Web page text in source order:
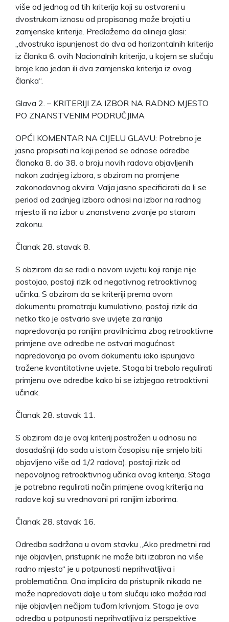
više od jednog od tih kriterija koji su ostvareni u
dvostrukom iznosu od propisanog može brojati u
zamjenske kriterije. Predlažemo da alineja glasi:
„dvostruka ispunjenost do dva od horizontalnih kriterija
iz članka 6. ovih Nacionalnih kriterija, u kojem se slučaju
broje kao jedan ili dva zamjenska kriterija iz ovog
članka“.
Glava 2. – KRITERIJI ZA IZBOR NA RADNO MJESTO
PO ZNANSTVENIM PODRUČJIMA
OPĆI KOMENTAR NA CIJELU GLAVU: Potrebno je
jasno propisati na koji period se odnose odredbe
članaka 8. do 38. o broju novih radova objavljenih
nakon zadnjeg izbora, s obzirom na promjene
zakonodavnog okvira. Valja jasno specificirati da li se
period od zadnjeg izbora odnosi na izbor na radnog
mjesto ili na izbor u znanstveno zvanje po starom
zakonu.
Članak 28. stavak 8.
S obzirom da se radi o novom uvjetu koji ranije nije
postojao, postoji rizik od negativnog retroaktivnog
učinka. S obzirom da se kriteriji prema ovom
dokumentu promatraju kumulativno, postoji rizik da
netko tko je ostvario sve uvjete za ranija
napredovanja po ranijim pravilnicima zbog retroaktivne
primjene ove odredbe ne ostvari mogućnost
napredovanja po ovom dokumentu iako ispunjava
tražene kvantitativne uvjete. Stoga bi trebalo regulirati
primjenu ove odredbe kako bi se izbjegao retroaktivni
učinak.
Članak 28. stavak 11.
S obzirom da je ovaj kriterij postrožen u odnosu na
dosadašnji (do sada u istom časopisu nije smjelo biti
objavljeno više od 1/2 radova), postoji rizik od
nepovoljnog retroaktivnog učinka ovog kriterija. Stoga
je potrebno regulirati način primjene ovog kriterija na
radove koji su vrednovani pri ranijim izborima.
Članak 28. stavak 16.
Odredba sadržana u ovom stavku „Ako predmetni rad
nije objavljen, pristupnik ne može biti izabran na više
radno mjesto“ je u potpunosti neprihvatljiva i
problematična. Ona implicira da pristupnik nikada ne
može napredovati dalje u tom slučaju iako možda rad
nije objavljen nečijom tuđom krivnjom. Stoga je ova
odredba u potpunosti neprihvatljiva iz perspektive